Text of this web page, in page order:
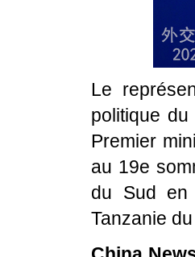
Le
politique
Premier
au 19e
du Sud en
Tanzanie